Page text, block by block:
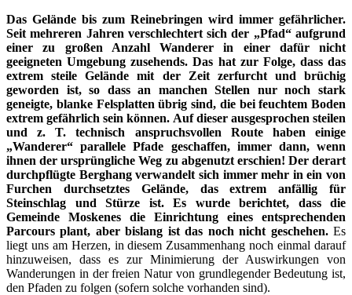
Das Gelände bis zum Reinebringen wird immer gefährlicher.
Seit mehreren Jahren verschlechtert sich der „Pfad“ aufgrund
einer zu großen Anzahl Wanderer in einer dafür nicht
geeigneten Umgebung zusehends. Das hat zur Folge, dass das
extrem steile Gelände mit der Zeit zerfurcht und brüchig
geworden ist, so dass an manchen Stellen nur noch stark
geneigte, blanke Felsplatten übrig sind, die bei feuchtem Boden
extrem gefährlich sein können. Auf dieser ausgesprochen steilen
und z. T. technisch anspruchsvollen Route haben einige
„Wanderer“ parallele Pfade geschaffen, immer dann, wenn
ihnen der ursprüngliche Weg zu abgenutzt erschien! Der derart
durchpflügte Berghang verwandelt sich immer mehr in ein von
Furchen durchsetztes Gelände, das extrem anfällig für
Steinschlag und Stürze ist. Es wurde berichtet, dass die
Gemeinde Moskenes die Einrichtung eines entsprechenden
Parcours plant, aber bislang ist das noch nicht geschehen. Es
liegt uns am Herzen, in diesem Zusammenhang noch einmal darauf
hinzuweisen, dass es zur Minimierung der Auswirkungen von
Wanderungen in der freien Natur von grundlegender Bedeutung ist,
den Pfaden zu folgen (sofern solche vorhanden sind).